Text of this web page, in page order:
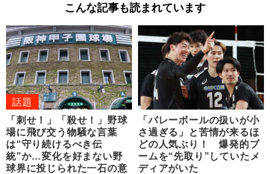
こんな記事も読まれています
話題
「刺せ！」「殺せ！」野球
場に飛び交う物騒な言葉
は“守り続けるべき伝
統”か…変化を好まない野
球界に投じられた一石の意
「バレーボールの扱いが小
さ過ぎる」と苦情が来るほ
どの人気ぶり！ 爆発的ブ
ームを“先取り”していたメ
ディアがいた